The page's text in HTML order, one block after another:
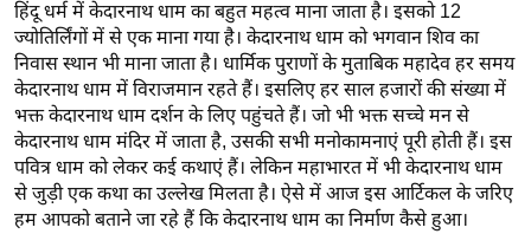
त
वि
शे
ष
ज्ञ
रा
य
हिंदू धर्म में केदारनाथ धाम का बहुत महत्व माना जाता है। इसको 12
ज्योतिर्लिंगों में से एक माना गया है। केदारनाथ धाम को भगवान शिव का
निवास स्थान भी माना जाता है। धार्मिक पुराणों के मुताबिक महादेव हर समय
केदारनाथ धाम में विराजमान रहते हैं। इसलिए हर साल हजारों की संख्या में
भक्त केदारनाथ धाम दर्शन के लिए पहुंचते हैं। जो भी भक्त सच्चे मन से
केदारनाथ धाम मंदिर में जाता है, उसकी सभी मनोकामनाएं पूरी होती हैं। इस
पवित्र धाम को लेकर कई कथाएं हैं। लेकिन महाभारत में भी केदारनाथ धाम
से जुड़ी एक कथा का उल्लेख मिलता है। ऐसे में आज इस आर्टिकल के जरिए
हम आपको बताने जा रहे हैं कि केदारनाथ धाम का निर्माण कैसे हुआ।